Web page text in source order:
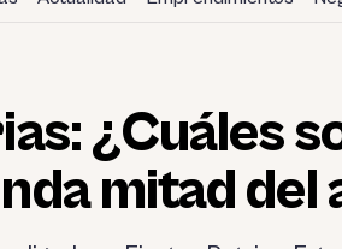
¿Cuáles
mitad del